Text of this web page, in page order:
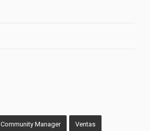
Community Manager Ventas